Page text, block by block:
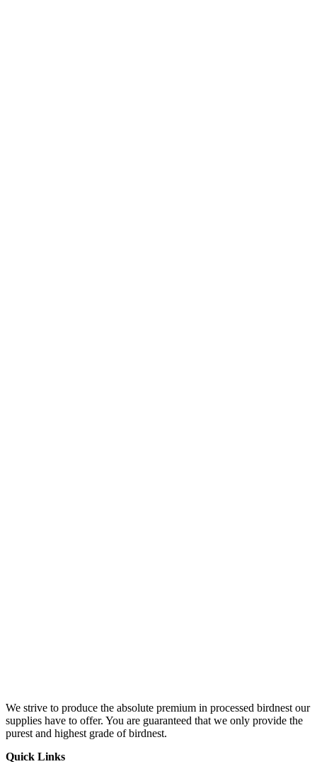
We strive to produce the absolute premium in processed birdnest our
supplies have to offer. You are guaranteed that we only provide the
purest and highest grade of birdnest.
Quick Links